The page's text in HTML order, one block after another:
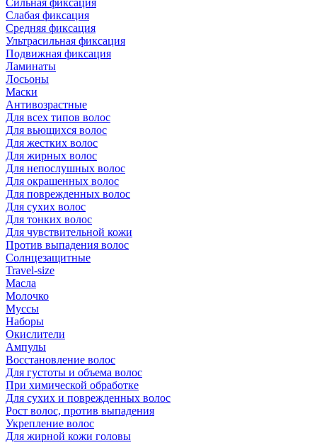
Сильная фиксация
Слабая фиксация
Средняя фиксация
Ультрасильная фиксация
Подвижная фиксация
Ламинаты
Лосьоны
Маски
Антивозрастные
Для всех типов волос
Для вьющихся волос
Для жестких волос
Для жирных волос
Для непослушных волос
Для окрашенных волос
Для поврежденных волос
Для сухих волос
Для тонких волос
Для чувствительной кожи
Против выпадения волос
Солнцезащитные
Travel-size
Масла
Молочко
Муссы
Наборы
Окислители
Ампулы
Восстановление волос
Для густоты и объема волос
При химической обработке
Для сухих и поврежденных волос
Рост волос, против выпадения
Укрепление волос
Для жирной кожи головы